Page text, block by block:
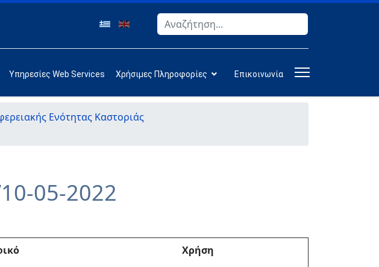
Αναζήτηση
Υπηρεσίες Web Services Χρήσιμες Πληροφορίες Επικοινωνία
Ενότητας Καστοριάς
05-2022
Χρήση